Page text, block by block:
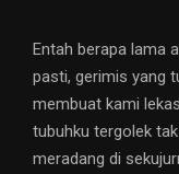
Entah berapa lama
pasti, gerimis yang
membuat kami
tubuhku tergolek
meradang di